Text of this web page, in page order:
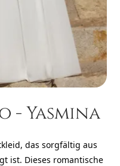
- Yasmina
das sorgfältig aus
ist. Dieses romantische